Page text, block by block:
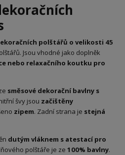
polštářů o velikosti 45
Jsou vhodné jako doplněk
nebo relaxačního koutku pro
směsové dekorační bavlny s
švy jsou začištěny
zipem. Zadní strana je stejná
dutým vláknem s atestací pro
polštáře je ze 100% bavlny.